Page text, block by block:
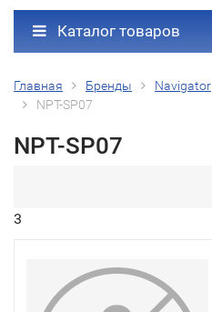
Каталог товаров
Главная Бренды Navigator
NPT-SP07
NPT-SP07
3